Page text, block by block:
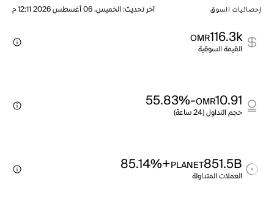
إحصائيات السوق آخر تحديث:الخميس، 06 أغسطس 2026 12:11 م
116.3k
OMR
القيمة السوقية
10.91
OMR
-55.83%
حجم التداول (24 ساعة)
851.5B
PLANET
+85.14%
العملات المتداولة